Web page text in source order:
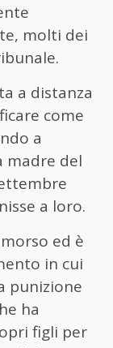
molti dei
a distanza
come
a
madre del
a loro.
ed è
in cui
punizione
ha
figli per